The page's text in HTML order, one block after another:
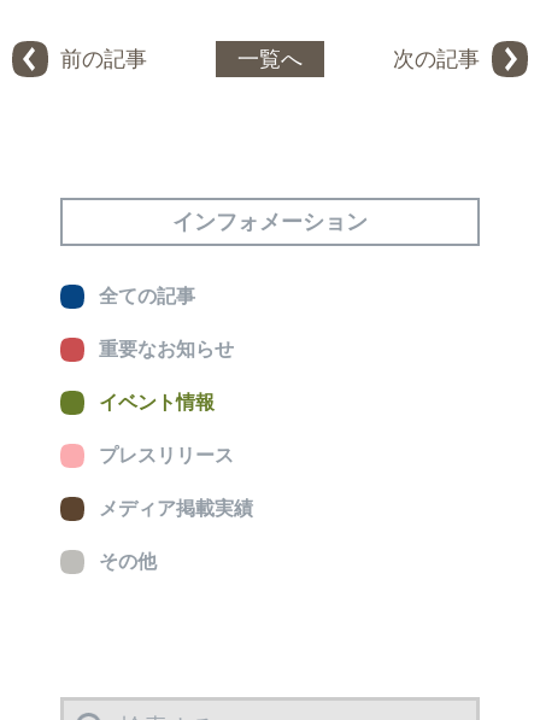
前の記事 一覧へ 次の記事
インフォメーション
全ての記事
重要なお知らせ
イベント情報
プレスリリース
メディア掲載実績
その他